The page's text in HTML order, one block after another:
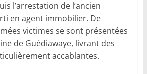
l’arrestation de l’ancien
en agent immobilier. De
victimes se sont présentées
de Guédiawaye, livrant des
accablantes.